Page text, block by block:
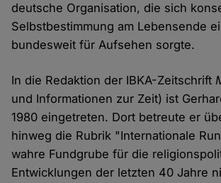
deutsche Organisation, die sich
Selbstbestimmung am Lebensende
bundesweit für Aufsehen sorgte.
In die Redaktion der IBKA-Zeitschrift
und Informationen zur Zeit) ist
1980 eingetreten. Dort betreute er
hinweg die Rubrik "Internationale
wahre Fundgrube für die
Entwicklungen der letzten 40 Jahre